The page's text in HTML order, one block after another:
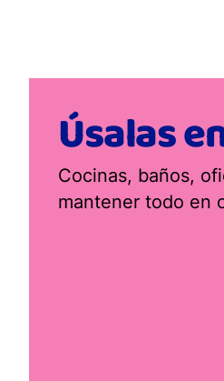
Úsalas
Cocinas, baños,
mantener todo en